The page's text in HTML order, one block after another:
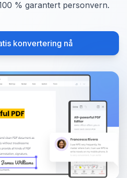
% garantert personvern.
konvertering nå